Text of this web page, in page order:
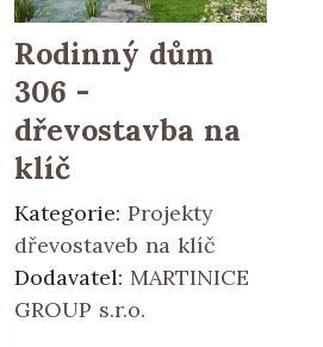
Rodinný dům
306 -
dřevostavba na
klíč
Kategorie: Projekty
dřevostaveb na klíč
Dodavatel: MARTINICE
GROUP s.r.o.